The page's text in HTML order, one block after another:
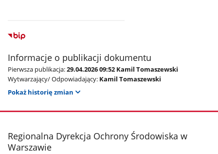
Informacje o publikacji dokumentu
Pierwsza publikacja:29.04.2026 09:52 Kamil Tomaszewski
Wytwarzający/ Odpowiadający: Kamil Tomaszewski
Pokaż historię zmian
stopka
Regionalna Dyrekcja Ochrony Środowiska w
Warszawie